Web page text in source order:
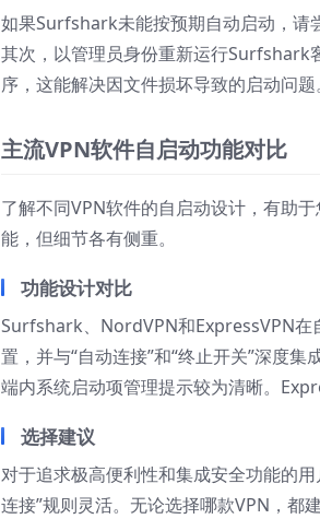
如果Surfshark未能按预期自动启动，请
其次，以管理员身份重新运行Surfshark
序，这能解决因文件损坏导致的启动问题。
主流VPN软件自启动功能对比
了解不同VPN软件的自启动设计，有助
能，但细节各有侧重。
功能设计对比
Surfshark、NordVPN和ExpressVPN在
置，并与“自动连接”和“终止开关”深度
端内系统启动项管理提示较为清晰。
选择建议
对于追求极高便利性和集成安全功能的用
连接”规则灵活。无论选择哪款VPN，都